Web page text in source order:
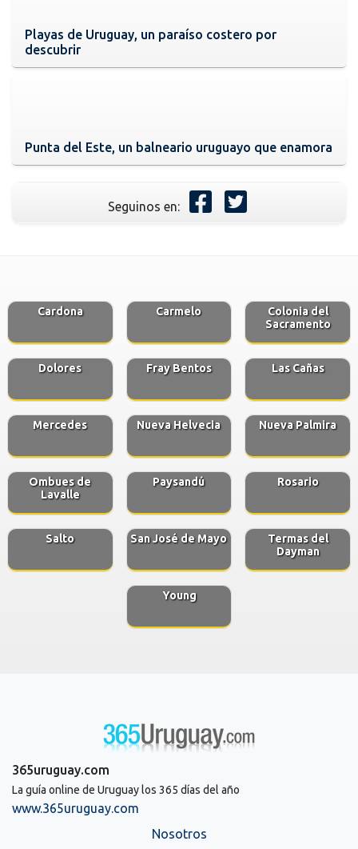
Playas de Uruguay, un paraíso costero por
descubrir
Punta del Este, un balneario uruguayo que enamora
Seguinos en:
Cardona Carmelo
Colonia del
Sacramento
Dolores Fray Bentos Las Cañas
Mercedes Nueva Helvecia Nueva Palmira
Ombues de
Lavalle
Paysandú Rosario
Salto San José de Mayo
Termas del
Dayman
Young
365uruguay.com
La guía online de Uruguay los 365 días del año
www.365uruguay.com
Nosotros